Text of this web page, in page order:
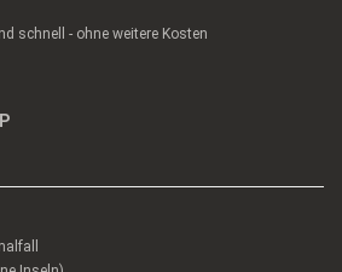
schnell - ohne weitere Kosten